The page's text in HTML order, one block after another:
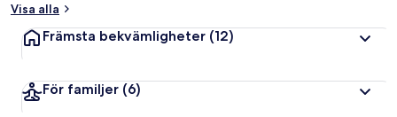
Visa alla
Främsta bekvämligheter (12)
För familjer (6)